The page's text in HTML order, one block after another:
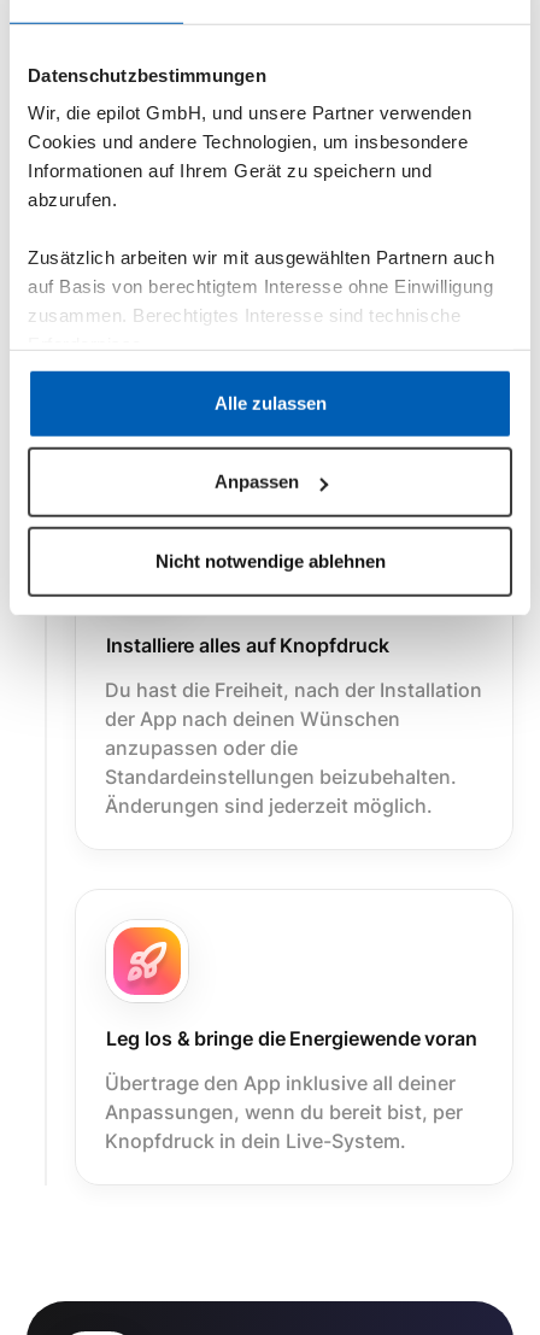
Datenschutzbestimmungen
Wir, die epilot GmbH, und unsere Partner verwenden
Cookies und andere Technologien, um insbesondere
Informationen auf Ihrem Gerät zu speichern und
abzurufen.
Zusätzlich arbeiten wir mit ausgewählten Partnern auch
auf Basis von berechtigtem Interesse ohne Einwilligung
zusammen. Berechtigtes Interesse sind technische
Datenschutzerklärung·Impressum
Alle zulassen
Anpassen
Nicht notwendige ablehnen
möchtest.
Melde dich in deiner epilot
Testumgebung an
Vom Marktplatz kommst du direkt zu
epilot. Melde dich in dem Mandanten an,
Installiere alles auf Knopfdruck
Du hast die Freiheit, nach der Installation
der App nach deinen Wünschen
anzupassen oder die
Standardeinstellungen beizubehalten.
Änderungen sind jederzeit möglich.
Leg los & bringe die Energiewende voran
Übertrage den App inklusive all deiner
Anpassungen, wenn du bereit bist, per
Knopfdruck in dein Live-System.